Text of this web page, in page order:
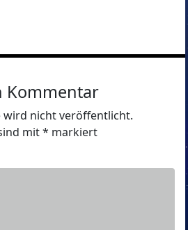
Kommentar
wird nicht veröffentlicht.
mit* markiert